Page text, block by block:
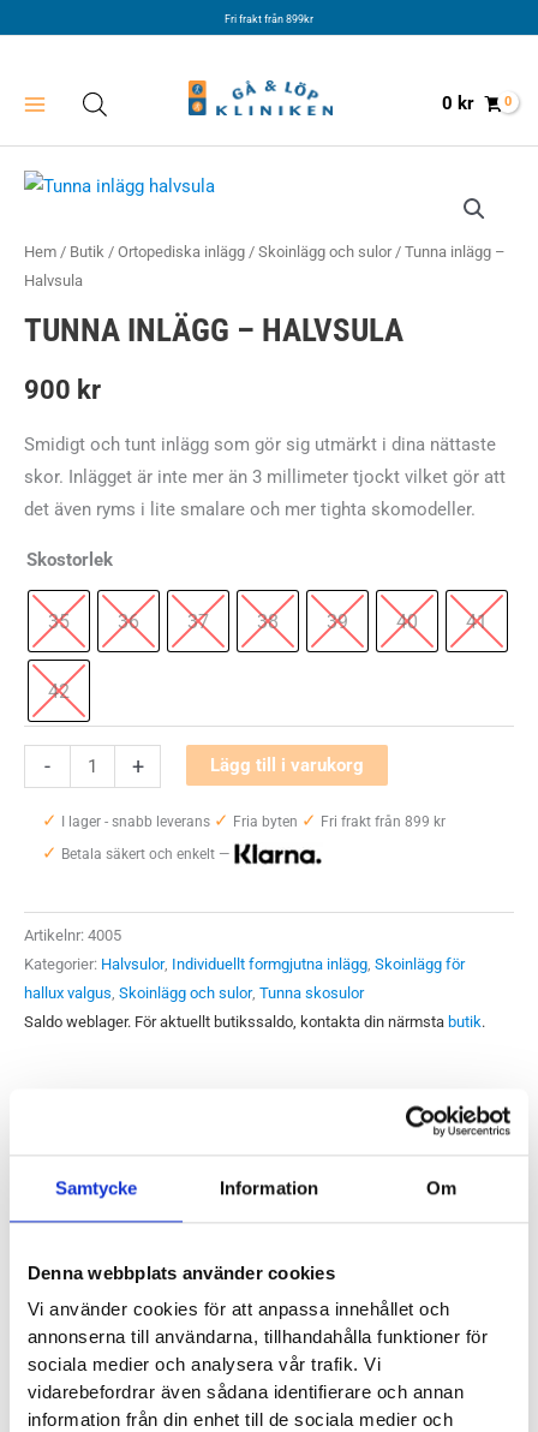
Samtycke Information Om
Denna webbplats använder cookies
Vi använder cookies för att anpassa innehållet och
annonserna till användarna, tillhandahålla funktioner för
sociala medier och analysera vår trafik. Vi
vidarebefordrar även sådana identifierare och annan
information från din enhet till de sociala medier och
Fri frakt från 899kr
0 kr
Hem / Butik / Ortopediska inlägg / Skoinlägg och sulor/ Tunna inlägg –
Halvsula
TUNNA INLÄGG – HALVSULA
900 kr
Smidigt och tunt inlägg som gör sig utmärkt i dina nättaste
skor. Inlägget är inte mer än 3 millimeter tjockt vilket gör att
det även ryms i lite smalare och mer tighta skomodeller.
Skostorlek
35 36 37 38 39 40 41
42
-
inlägg
Halvsula
+ Lägg till i varukorg
✓ I lager - snabb leverans ✓ Fria byten ✓ Fri frakt från 899 kr
✓ Betala säkert och enkelt —
Artikelnr: 4005
Kategorier: Halvsulor, Individuellt formgjutna inlägg Skoinlägg för
hallux valgus Skoinlägg och sulor, Tunna skosulor
Saldo weblager. För aktuellt butikssaldo, kontakta din närmsta butik.
Smidigt och tunt inlägg som gör sig utmärkt i dina nättaste
det även ryms i lite smalare och mer tighta skomodeller.
Skoinlägget har ett fint stöd för hålfoten samt en pelott för
att stödja upp och avlasta den främre trampdynan. Då den
främre delen av inlägget är bortplockad passar dessa perfekt
i mer spetsiga skomodeller.